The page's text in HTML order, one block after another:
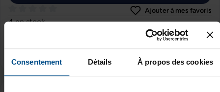
Consentement Détails À propos des cookies
Note moyenne de 0 sur 5 étoiles
Ajouter à mes favoris
4 en stock
*TVA incluse